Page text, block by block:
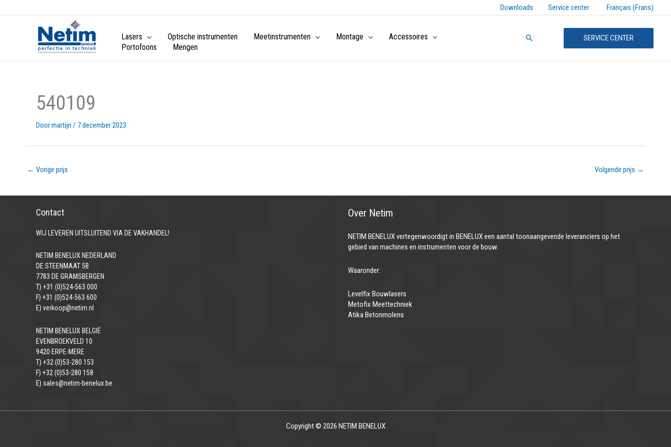
Downloads Service center Français (Frans)
Lasers Optische instrumenten Meetinstrumenten Montage
Accessoires
Portofoons
Mengen
Zoeken SERVICE CENTER
540109
Doormartijn / 7 december 2023
← Vorige prijs Volgende prijs →
Contact
WIJ LEVEREN UITSLUITEND VIA DE VAKHANDEL!
NETIM BENELUX NEDERLAND
DE STEENMAAT 5B
7783 DE GRAMSBERGEN
T) +31 (0)524-563 000
F) +31 (0)524-563 600
E) verkoop@netim.nl
NETIM BENELUX BELGIË
EVENBROEKVELD 10
9420 ERPE-MERE
T) +32 (0)53-280 153
F) +32 (0)53-280 158
E) sales@netim-benelux.be
Over Netim
NETIM BENELUX vertegenwoordigt in BENELUX een aantal toonaangevende leveranciers op het
gebied van machines en instrumenten voor de bouw.
Waaronder:
Levelfix Bouwlasers
Metofix Meettechniek
Atika Betonmolens
Copyright © 2026 NETIM BENELUX